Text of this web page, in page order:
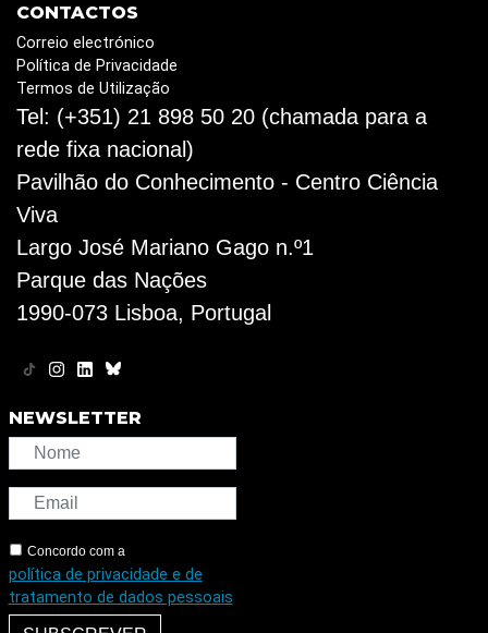
CONTACTOS
Correio electrónico
Política de Privacidade
Termos de Utilização
Tel: (+351) 21 898 50 20 (chamada para a
rede fixa nacional)
Pavilhão do Conhecimento - Centro Ciência
Viva
Largo José Mariano Gago n.º1
Parque das Nações
1990-073 Lisboa, Portugal
NEWSLETTER
Concordo com a
política de privacidade e de
tratamento de dados pessoais